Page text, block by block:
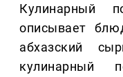
Кулинарный
описывает
абхазский
кулинарный